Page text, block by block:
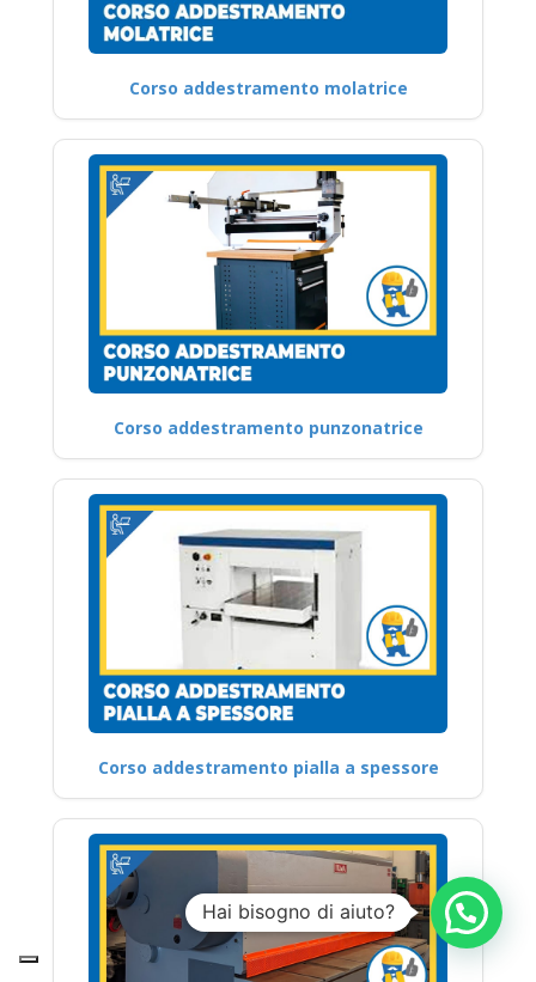
Corso addestramento molatrice
Corso addestramento punzonatrice
Corso addestramento pialla a spessore
Hai bisogno di aiuto?